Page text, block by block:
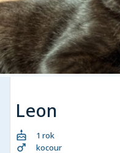
Leon
1 rok
kocour